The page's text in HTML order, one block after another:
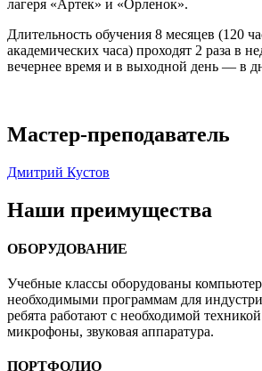
лагеря «Артек» и «Орленок».
Длительность обучения 8 месяцев (120
академических часа) проходят 2 раза в
вечернее время и в выходной день — в
Мастер-преподаватель
Дмитрий Кустов
Наши преимущества
ОБОРУДОВАНИЕ
Учебные классы оборудованы
необходимыми программам для
ребята работают с необходимой
микрофоны, звуковая аппаратура.
ПОРТФОЛИО